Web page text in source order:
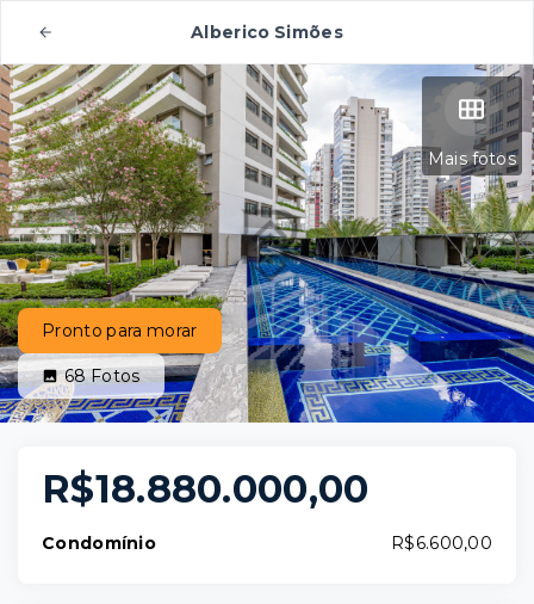
Alberico Simões
Mais fotos
Pronto para morar
68Fotos
R$18.880.000,00
Condomínio R$6.600,00